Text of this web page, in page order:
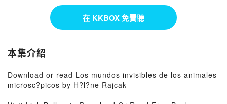
在 KKBOX 免費聽
本集介紹
Download or read Los mundos invisibles de los animales
microsc?picos by H?l?ne Rajcak